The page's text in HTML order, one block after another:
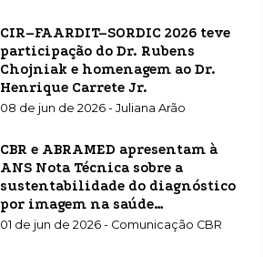
CIR–FAARDIT–SORDIC 2026 teve
participação do Dr. Rubens
Chojniak e homenagem ao Dr.
Henrique Carrete Jr.
08 de jun de 2026 - Juliana Arão
CBR e ABRAMED apresentam à
ANS Nota Técnica sobre a
sustentabilidade do diagnóstico
por imagem na saúde
suplementar
01 de jun de 2026 - Comunicação CBR